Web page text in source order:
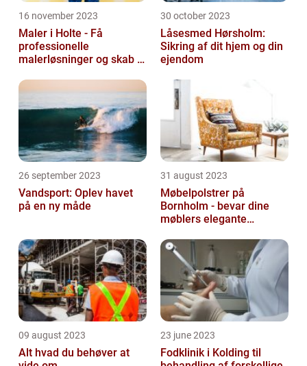
16 november 2023
Maler i Holte - Få
professionelle
malerløsninger og skab et
30 october 2023
Låsesmed Hørsholm:
Sikring af dit hjem og din
ejendom
26 september 2023
Vandsport: Oplev havet
på en ny måde
31 august 2023
Møbelpolstrer på
Bornholm - bevar dine
møblers elegante
09 august 2023
Alt hvad du behøver at
23 june 2023
Fodklinik i Kolding til